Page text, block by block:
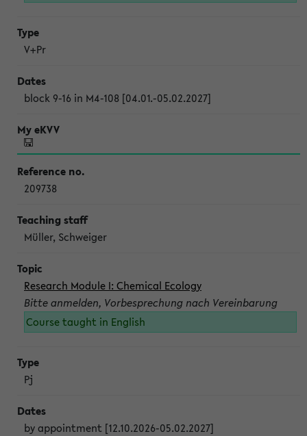
V+Pr
block 9-16 in M4-108 [04.01.-05.02.2027]
209738
Müller, Schweiger
Research Module I: Chemical Ecology
Bitte anmelden, Vorbesprechung nach Vereinbarung
Course taught in English
Pj
by appointment [12.10.2026-05.02.2027]